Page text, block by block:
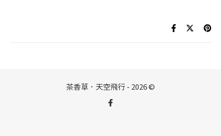
茶香草．天空飛行 - 2026 ©